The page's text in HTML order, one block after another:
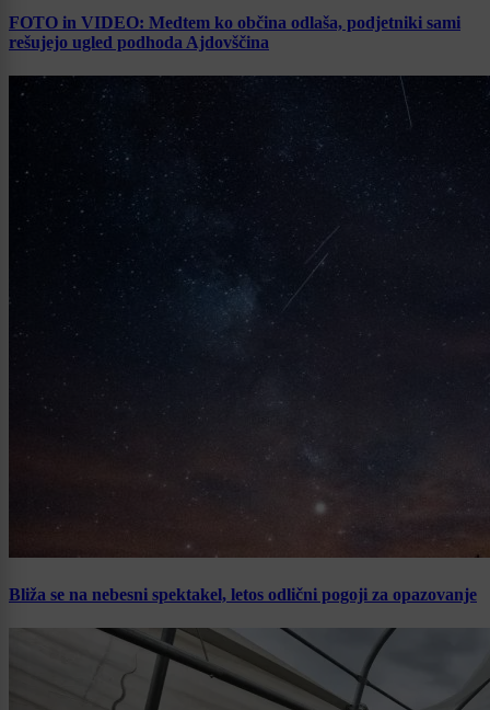
FOTO in VIDEO: Medtem ko občina odlaša, podjetniki sami
rešujejo ugled podhoda Ajdovščina
Bliža se na nebesni spektakel, letos odlični pogoji za opazovanje